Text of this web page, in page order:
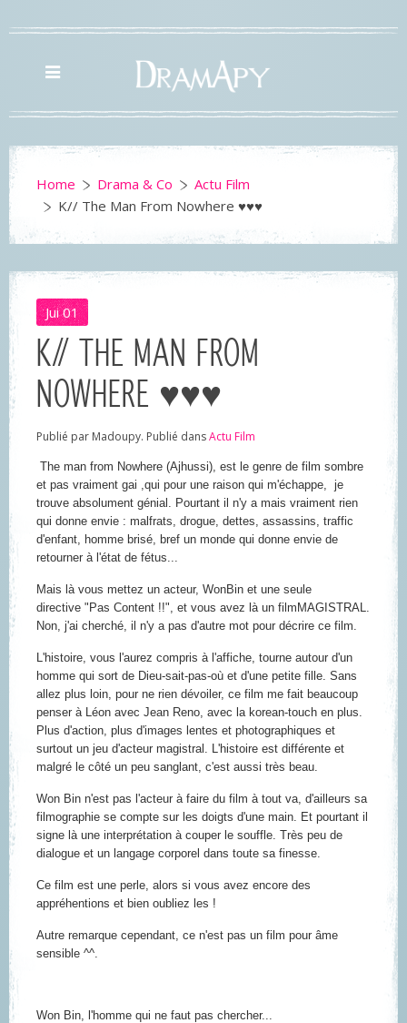
Home Drama & Co
Actu Film
K// The Man From Nowhere ♥♥♥
Jui 01
K// THE MAN FROM
NOWHERE ♥♥♥
Publié par Madoupy. Publié dansActu Film
The man from Nowhere (Ajhussi), est le genre de film sombre
et pas vraiment gai ,qui pour une raison qui m'échappe, je
trouve absolument génial. Pourtant il n'y a mais vraiment rien
qui donne envie : malfrats, drogue, dettes, assassins, traffic
d'enfant, homme brisé, bref un monde qui donne envie de
retourner à l'état de fétus...
Mais là vous mettez un acteur, WonBin et une seule
directive "Pas Content !!", et vous avez là un film MAGISTRAL.
Non, j'ai cherché, il n'y a pas d'autre mot pour décrire ce film.
L'histoire, vous l'aurez compris à l'affiche, tourne autour d'un
homme qui sort de Dieu-sait-pas-où et d'une petite fille. Sans
allez plus loin, pour ne rien dévoiler, ce film me fait beaucoup
penser à Léon avec Jean Reno, avec la korean-touch en plus.
Plus d'action, plus d'images lentes et photographiques et
surtout un jeu d'acteur magistral. L'histoire est différente et
malgré le côté un peu sanglant, c'est aussi très beau.
Won Bin n'est pas l'acteur à faire du film à tout va, d'ailleurs sa
filmographie se compte sur les doigts d'une main. Et pourtant il
signe là une interprétation à couper le souffle. Très peu de
dialogue et un langage corporel dans toute sa finesse.
Ce film est une perle, alors si vous avez encore des
appréhentions et bien oubliez les !
Autre remarque cependant, ce n'est pas un film pour âme
sensible ^^.
Won Bin, l'homme qui ne faut pas chercher...